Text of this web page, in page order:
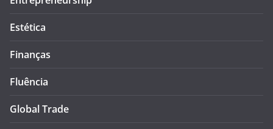
Estética
Finanças
Fluência
Global Trade